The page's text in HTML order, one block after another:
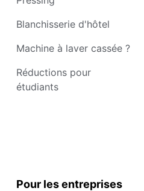
Blanchisserie d'hôtel
Machine à laver cassée ?
Réductions pour
étudiants
Pour les entreprises